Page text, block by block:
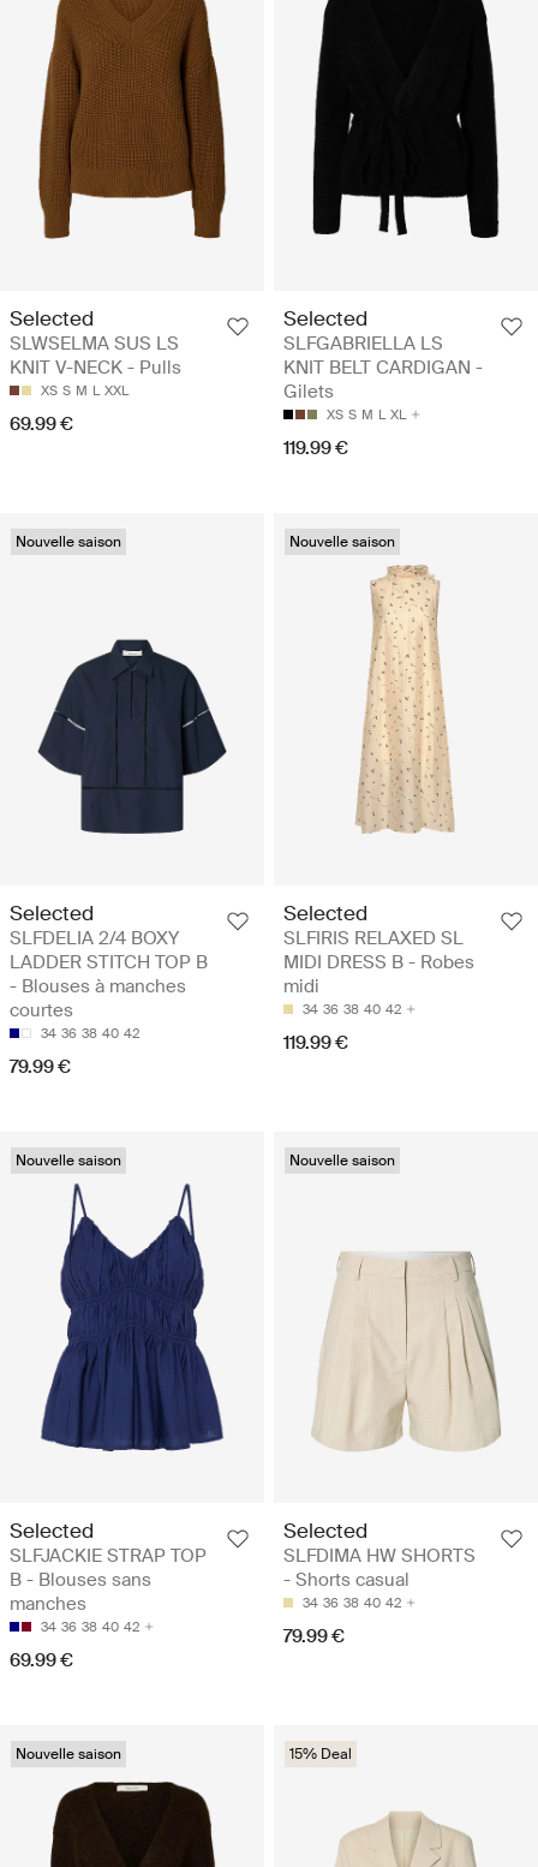
Selected
SLWSELMA SUS LS
KNIT V-NECK - Pulls
XS S M L XXL
69.99 €
Selected
SLFGABRIELLA LS
KNIT BELT CARDIGAN -
Gilets
XS S M L XL
119.99 €
Nouvelle saison
Selected
SLFDELIA 2/4 BOXY
LADDER STITCH TOP B
- Blouses à manches
courtes
34 36 38 40 42
79.99 €
Nouvelle saison
Selected
SLFIRIS RELAXED SL
MIDI DRESS B - Robes
midi
34 36 38 40 42
119.99 €
Nouvelle saison
Selected
SLFJACKIE STRAP TOP
B - Blouses sans
manches
34 36 38 40 42
69.99 €
Nouvelle saison
Selected
SLFDIMA HW SHORTS
- Shorts casual
34 36 38 40 42
79.99 €
Nouvelle saison 15% Deal